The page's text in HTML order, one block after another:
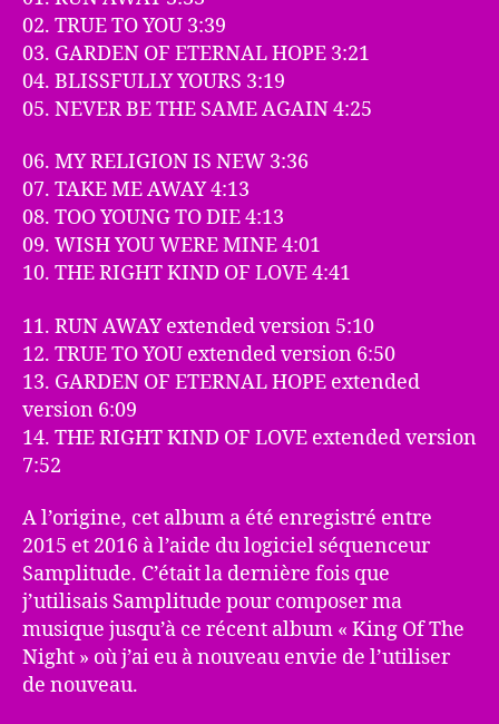
02. TRUE TO YOU 3:39
03. GARDEN OF ETERNAL HOPE 3:21
04. BLISSFULLY YOURS 3:19
05. NEVER BE THE SAME AGAIN 4:25
06. MY RELIGION IS NEW 3:36
07. TAKE ME AWAY 4:13
08. TOO YOUNG TO DIE 4:13
09. WISH YOU WERE MINE 4:01
10. THE RIGHT KIND OF LOVE 4:41
11. RUN AWAY extended version 5:10
12. TRUE TO YOU extended version 6:50
13. GARDEN OF ETERNAL HOPE extended
version 6:09
14. THE RIGHT KIND OF LOVE extended version
7:52
A l’origine, cet album a été enregistré entre
2015 et 2016 à l’aide du logiciel séquenceur
Samplitude. C’était la dernière fois que
j’utilisais Samplitude pour composer ma
musique jusqu’à ce récent album « King Of The
Night » où j’ai eu à nouveau envie de l’utiliser
de nouveau.